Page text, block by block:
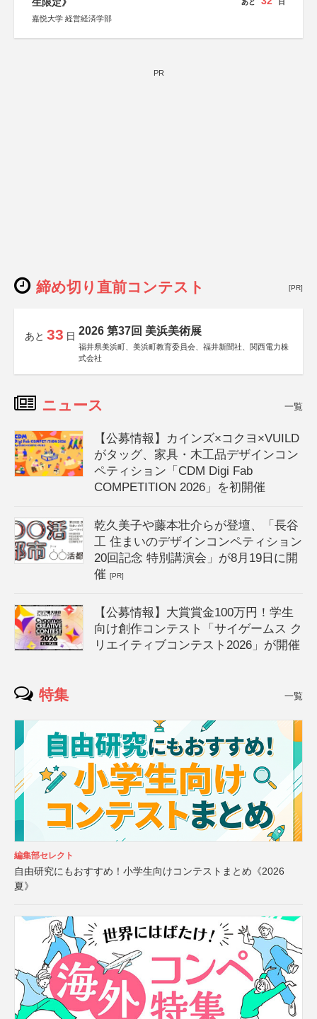
嘉悦大学 経営経済学部
あと 日
PR
締め切り直前コンテスト [PR]
あと 33 日 2026 第37回 美浜美術展
福井県美浜町、美浜町教育委員会、福井新聞社、関西電力株
式会社
ニュース 一覧
【公募情報】カインズ×コクヨ×VUILD
がタッグ、家具・木工品デザインコン
ペティション「CDM Digi Fab
COMPETITION 2026」を初開催
乾久美子や藤本壮介らが登壇、「長谷
工 住まいのデザインコンペティション
20回記念 特別講演会」が8月19日に開
催[PR]
【公募情報】大賞賞金100万円！学生
向け創作コンテスト「サイゲームス ク
リエイティブコンテスト2026」が開催
特集 一覧
編集部セレクト
自由研究にもおすすめ！小学生向けコンテストまとめ《2026
夏》